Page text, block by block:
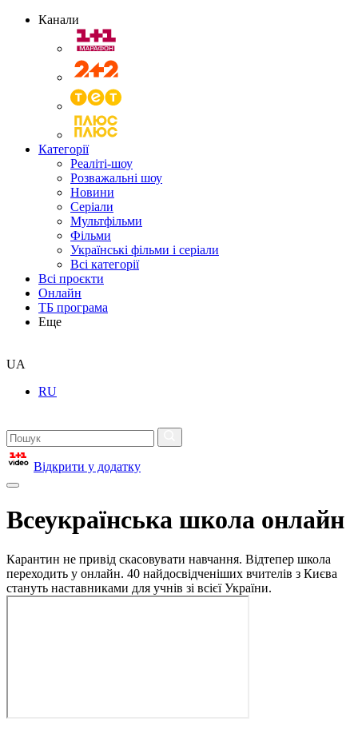
Канали
Категорії
Реаліті-шоу
Розважальні шоу
Новини
Серіали
Мультфільми
Фільми
Українські фільми і серіали
Всі категорії
Всі проєкти
Онлайн
ТБ програма
Еще
UA
RU
Відкрити у додатку
Всеукраїнська школа онлайн
Карантин не привід скасовувати навчання. Відтепер школа
переходить у онлайн. 40 найдосвідченіших вчителів з Києва
стануть наставниками для учнів зі всієї України.